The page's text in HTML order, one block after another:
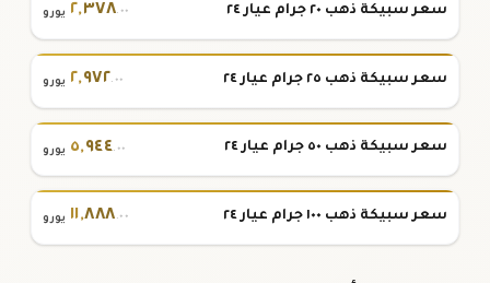
سعر سبيكة ذهب ٢٠ جرام عيار ٢٤ ٢,٣٧٨.٠٠ يورو
سعر سبيكة ذهب ٢٥ جرام عيار ٢٤ ٢,٩٧٢.٠٠ يورو
سعر سبيكة ذهب ٥٠ جرام عيار ٢٤ ٥,٩٤٤.٠٠ يورو
سعر سبيكة ذهب ١٠٠ جرام عيار ٢٤ ١١,٨٨٨.٠٠ يورو